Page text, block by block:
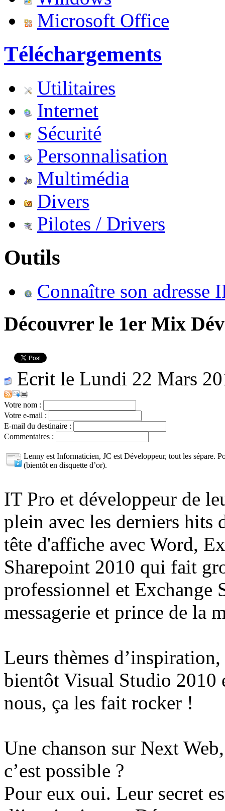
Microsoft Office
Téléchargements
Utilitaires
Internet
Sécurité
Personnalisation
Multimédia
Divers
Pilotes / Drivers
Outils
Connaître son adresse
Découvrer le 1er Mix
Ecrit le Lundi 22 Mars
Votre nom :
Votre e-mail :
E-mail du destinaire :
Commentaires :
Lenny est Informaticien, JC est Développeur, tout les sépare.
(bientôt en disquette d’or).
IT Pro et développeur de
plein avec les derniers hits
tête d'affiche avec Word,
Sharepoint 2010 qui fait
professionnel et Exchange
messagerie et prince de la
Leurs thèmes
bientôt Visual Studio 2010
nous, ça les fait rocker !
Une chanson sur Next
c’est possible ?
Pour eux oui. Leur secret